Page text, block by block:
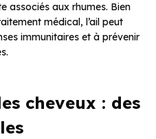
associés aux rhumes. Bien
médical, l’ail peut
immunitaires et à prévenir
cheveux : des